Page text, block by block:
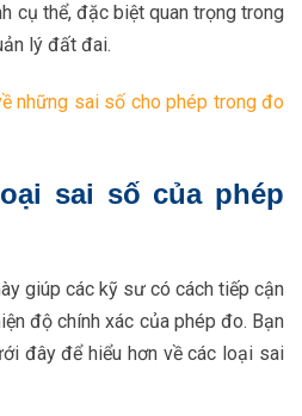
cụ thể, đặc biệt quan trọng trong
lý đất đai.
những sai số cho phép trong đo
sai số của phép
giúp các kỹ sư có cách tiếp cận
độ chính xác của phép đo. Bạn
đây để hiểu hơn về các loại sai